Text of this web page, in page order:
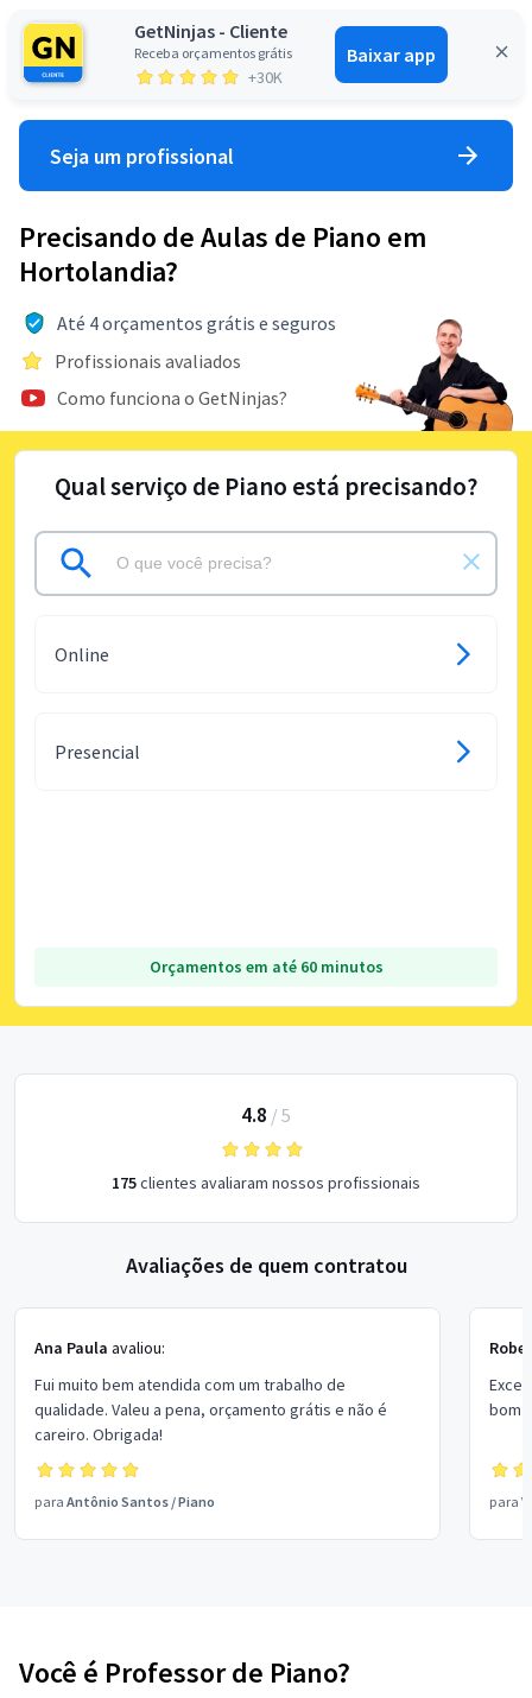
GetNinjas - Cliente
Receba orçamentos grátis
+30K
Baixar app
Entrar
Seja um profissional
Precisando de Aulas de Piano em
Hortolandia?
Até 4 orçamentos grátis e seguros
Profissionais avaliados
Como funciona o GetNinjas?
Qual serviço de Piano está precisando?
Online
Presencial
Orçamentos em até 60 minutos
4.8 / 5
175clientes avaliaram nossos profissionais
Avaliações de quem contratou
Ana Paula avaliou:
Fui muito bem atendida com um trabalho de
qualidade. Valeu a pena, orçamento grátis e não é
careiro. Obrigada!
para Antônio Santos /Piano
bom
para
Você é Professor de Piano?